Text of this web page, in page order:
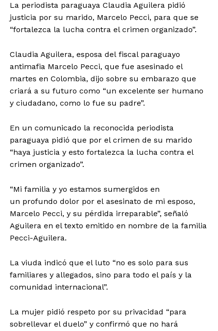
La periodista paraguaya Claudia Aguilera pidió
justicia por su marido, Marcelo Pecci, para que se
“fortalezca la lucha contra el crimen organizado”.
Claudia Aguilera, esposa del fiscal paraguayo
antimafia Marcelo Pecci, que fue asesinado el
martes en Colombia, dijo sobre su embarazo que
criará a su futuro como “un excelente ser humano
y ciudadano, como lo fue su padre”.
En un comunicado la reconocida periodista
paraguaya pidió que por el crimen de su marido
“haya justicia y esto fortalezca la lucha contra el
crimen organizado”.
“Mi familia y yo estamos sumergidos en
un profundo dolor por el asesinato de mi esposo,
Marcelo Pecci, y su pérdida irreparable”, señaló
Aguilera en el texto emitido en nombre de la familia
Pecci-Aguilera.
La viuda indicó que el luto “no es solo para sus
familiares y allegados, sino para todo el país y la
comunidad internacional”.
La mujer pidió respeto por su privacidad “para
sobrellevar el duelo” y confirmó que no hará